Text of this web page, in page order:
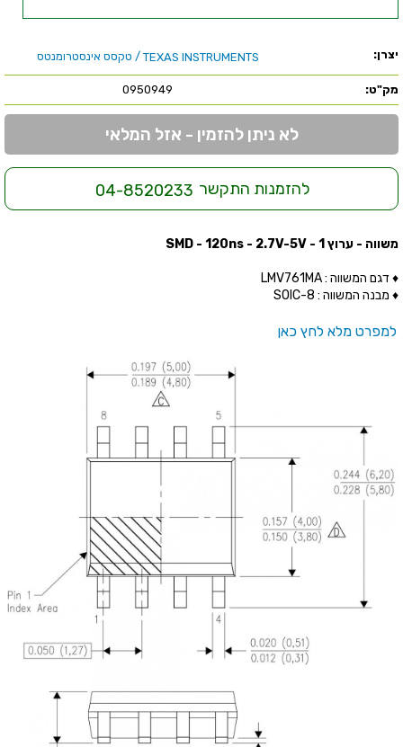
יצרן: TEXAS INSTRUMENTS / טקסס אינסטרומנטס
מק"ט: 0950949
לא ניתן להזמין - אזל המלאי
להזמנות התקשר 04-8520233
משווה - ערוץ 1 - SMD - 120ns - 2.7V-5V
♦ דגם המשווה : LMV761MA
♦ מבנה המשווה : SOIC-8
למפרט מלא לחץ כאן